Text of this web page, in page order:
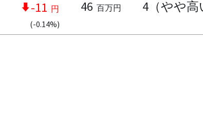
-11 円
(-0.14%)
46 百万円 4（やや高